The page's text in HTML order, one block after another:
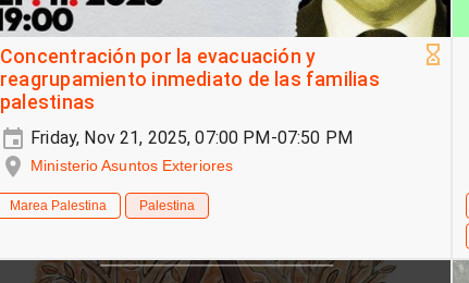
Concentración por la evacuación y
reagrupamiento inmediato de las familias
palestinas
Friday, Nov 21, 2025, 07:00 PM-07:50 PM
Ministerio Asuntos Exteriores
Marea Palestina Palestina